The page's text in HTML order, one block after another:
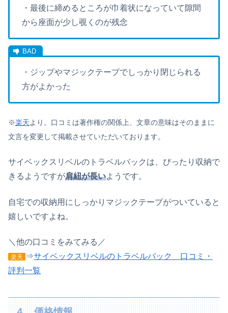
・最後に締めるところが巾着状になっていて隙間
から座面が少し覗くのが残念
・ジップやマジックテープでしっかり閉じられる
方がよかった
※楽天より。口コミは著作権の関係上、文章の意味はそのままに
文言を変更して掲載させていただいております。
サイベックスリベルのトラベルバックは、ぴったり収納で
きるようですが肩紐が長いようです。
自宅での収納用にしっかりマジックテープがついていると
嬉しいですよね。
＼他の口コミをみてみる／
楽天 ⇒サイベックスリベルのトラベルバック 口コミ・
評判一覧